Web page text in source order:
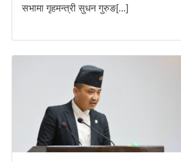
सभामा गृहमन्त्री सुधन गुरुङ[...]